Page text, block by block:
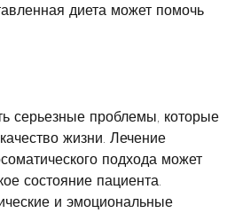
диета может помочь
серьезные проблемы, которые
жизни. Лечение
подхода может
состояние пациента.
и эмоциональные